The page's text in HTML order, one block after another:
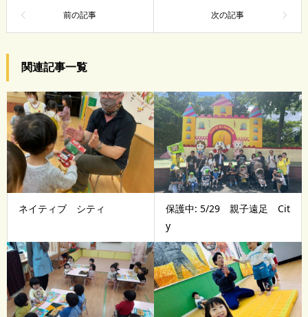
関連記事一覧
ネイティブ シティ
保護中: 5/29 親子遠足 Cit
y